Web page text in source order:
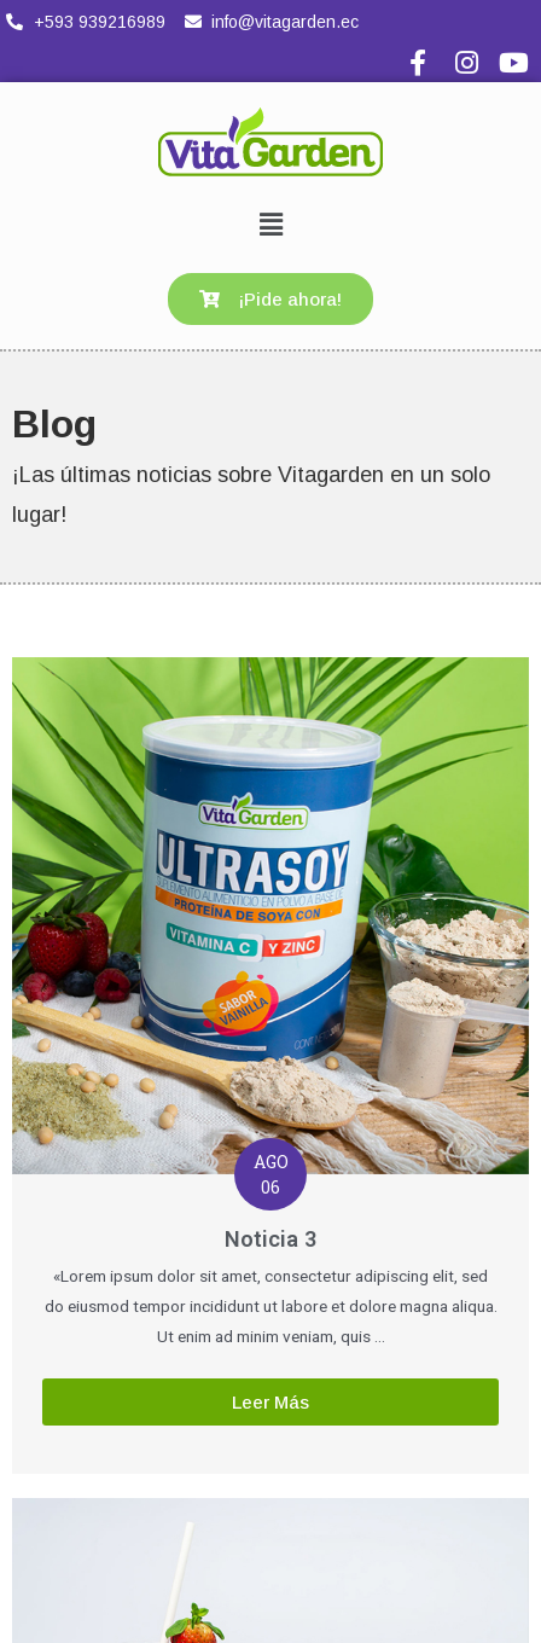
+593 939216989 info@vitagarden.ec
¡Pide ahora!
Blog
¡Las últimas noticias sobre Vitagarden en un solo
lugar!
AGO
06
Noticia 3
«Lorem ipsum dolor sit amet, consectetur adipiscing elit, sed
do eiusmod tempor incididunt ut labore et dolore magna aliqua.
Ut enim ad minim veniam, quis …
Leer Más